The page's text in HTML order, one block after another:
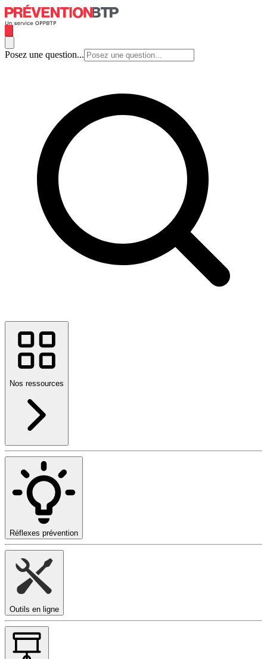
Posez une question...
Nos ressources
Réflexes prévention
Outils en ligne